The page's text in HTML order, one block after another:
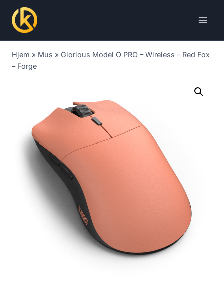
content
Hjem » Mus » Glorious Model O PRO – Wireless – Red Fox
– Forge